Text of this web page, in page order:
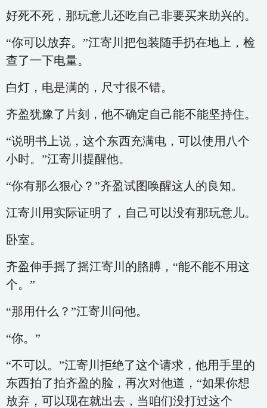
好死不死，那玩意儿还吃自己非要买来助兴的。
“你可以放弃。”江寄川把包装随手扔在地上，检
查了一下电量。
白灯，电是满的，尺寸很不错。
齐盈犹豫了片刻，他不确定自己能不能坚持住。
“说明书上说，这个东西充满电，可以使用八个
小时。”江寄川提醒他。
“你有那么狠心？”齐盈试图唤醒这人的良知。
江寄川用实际证明了，自己可以没有那玩意儿。
卧室。
齐盈伸手摇了摇江寄川的胳膊，“能不能不用这
个。”
“那用什么？”江寄川问他。
“你。”
“不可以。”江寄川拒绝了这个请求，他用手里的
东西拍了拍齐盈的脸，再次对他道，“如果你想
放弃，可以现在就出去，当咱们没打过这个